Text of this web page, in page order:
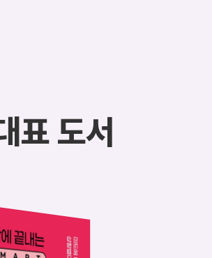
표 도서